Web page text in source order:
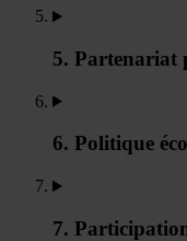
5. Partenariat
6. Politique
7.